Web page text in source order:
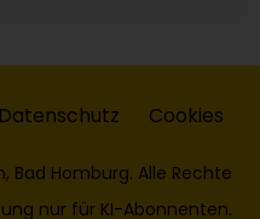
Datenschutz Cookies
Homburg. Alle Rechte
nur für KI-Abonnenten.